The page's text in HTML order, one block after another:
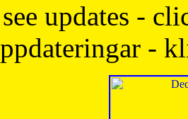
updates -
-